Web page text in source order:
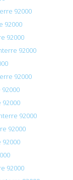
92000
92000
92000
92000
92000
92000
92000
92000